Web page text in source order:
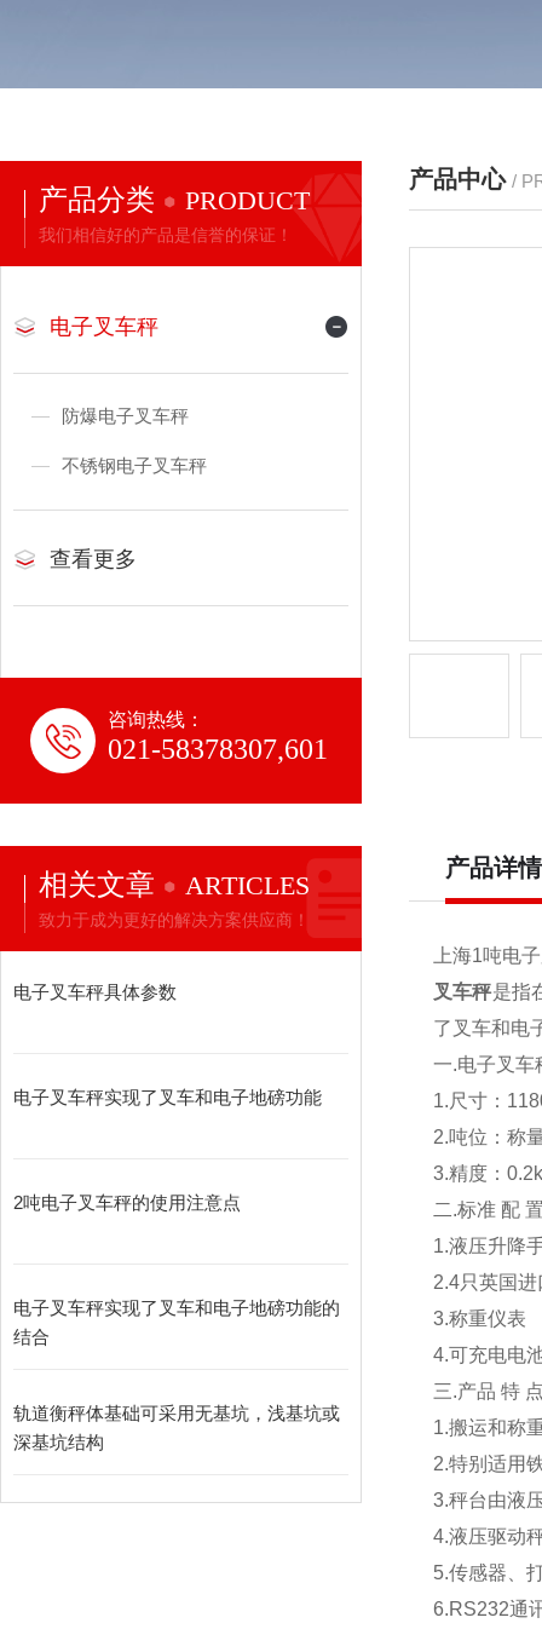
产品分类 PRODUCT
我们相信好的产品是信誉的保证！
电子叉车秤
防爆电子叉车秤
不锈钢电子叉车秤
查看更多
咨询热线：
021-58378307,601
相关文章 ARTICLES
致力于成为更好的解决方案供应商！
电子叉车秤具体参数
电子叉车秤实现了叉车和电子地磅功能
2吨电子叉车秤的使用注意点
电子叉车秤实现了叉车和电子地磅功能的
结合
轨道衡秤体基础可采用无基坑，浅基坑或
深基坑结构
产品中心 /
产品详情
上海1吨电
叉车秤是指
了叉车和电
一.电子叉车
1.尺寸：
2.吨位：称
3.精度：
二.标准 配
1.液压升降
2.4只英国
3.称重仪表
4.可充电电
三.产品 特
1.搬运和称
2.特别适用
3.秤台由液
4.液压驱动
5.传感器、
6.RS232通